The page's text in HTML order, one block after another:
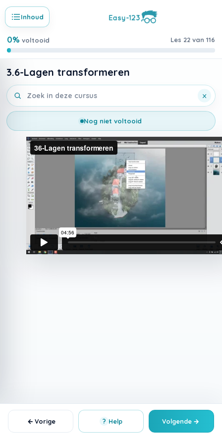
Ga
naar
de
lesinhoud
Inhoud
0% voltooid Les 22 van 116
3.6-Lagen transformeren
Zoek in deze cursus ×
Nog niet voltooid
← Vorige ? Help Volgende →